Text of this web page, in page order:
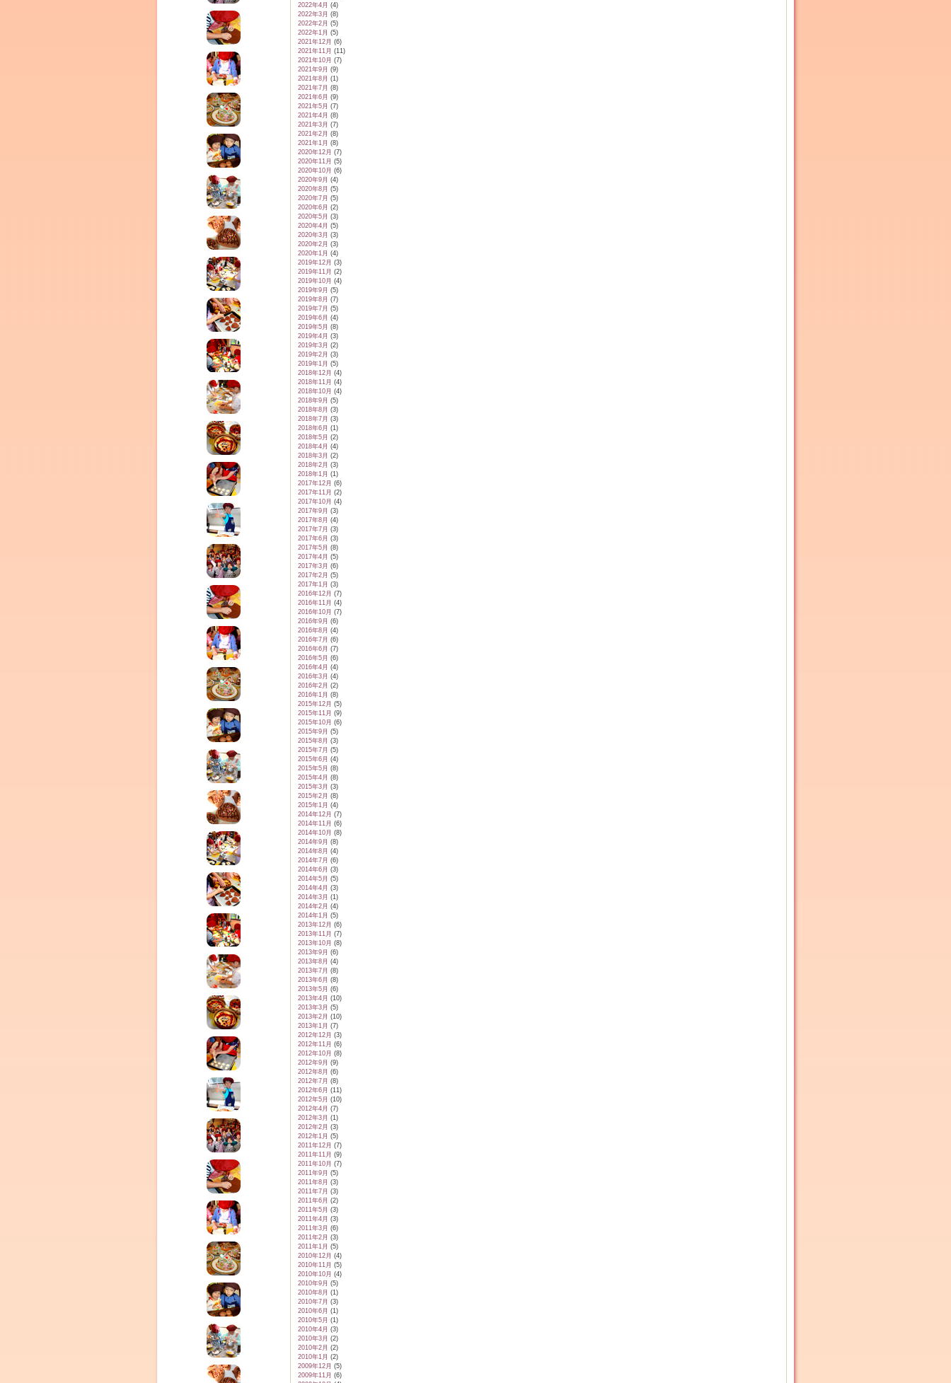
2022年4月 (4)
2022年3月 (8)
2022年2月 (5)
2022年1月 (5)
2021年12月 (6)
2021年11月 (11)
2021年10月 (7)
2021年9月 (9)
2021年8月 (1)
2021年7月 (8)
2021年6月 (9)
2021年5月 (7)
2021年4月 (8)
2021年3月 (7)
2021年2月 (8)
2021年1月 (8)
2020年12月 (7)
2020年11月 (5)
2020年10月 (6)
2020年9月 (4)
2020年8月 (5)
2020年7月 (5)
2020年6月 (2)
2020年5月 (3)
2020年4月 (5)
2020年3月 (3)
2020年2月 (3)
2020年1月 (4)
2019年12月 (3)
2019年11月 (2)
2019年10月 (4)
2019年9月 (5)
2019年8月 (7)
2019年7月 (5)
2019年6月 (4)
2019年5月 (8)
2019年4月 (3)
2019年3月 (2)
2019年2月 (3)
2019年1月 (5)
2018年12月 (4)
2018年11月 (4)
2018年10月 (4)
2018年9月 (5)
2018年8月 (3)
2018年7月 (3)
2018年6月 (1)
2018年5月 (2)
2018年4月 (4)
2018年3月 (2)
2018年2月 (3)
2018年1月 (1)
2017年12月 (6)
2017年11月 (2)
2017年10月 (4)
2017年9月 (3)
2017年8月 (4)
2017年7月 (3)
2017年6月 (3)
2017年5月 (8)
2017年4月 (5)
2017年3月 (6)
2017年2月 (5)
2017年1月 (3)
2016年12月 (7)
2016年11月 (4)
2016年10月 (7)
2016年9月 (6)
2016年8月 (4)
2016年7月 (6)
2016年6月 (7)
2016年5月 (6)
2016年4月 (4)
2016年3月 (4)
2016年2月 (2)
2016年1月 (8)
2015年12月 (5)
2015年11月 (9)
2015年10月 (6)
2015年9月 (5)
2015年8月 (3)
2015年7月 (5)
2015年6月 (4)
2015年5月 (8)
2015年4月 (8)
2015年3月 (3)
2015年2月 (8)
2015年1月 (4)
2014年12月 (7)
2014年11月 (6)
2014年10月 (8)
2014年9月 (8)
2014年8月 (4)
2014年7月 (6)
2014年6月 (3)
2014年5月 (5)
2014年4月 (3)
2014年3月 (1)
2014年2月 (4)
2014年1月 (5)
2013年12月 (6)
2013年11月 (7)
2013年10月 (8)
2013年9月 (6)
2013年8月 (4)
2013年7月 (8)
2013年6月 (8)
2013年5月 (6)
2013年4月 (10)
2013年3月 (5)
2013年2月 (10)
2013年1月 (7)
2012年12月 (3)
2012年11月 (6)
2012年10月 (8)
2012年9月 (9)
2012年8月 (6)
2012年7月 (8)
2012年6月 (11)
2012年5月 (10)
2012年4月 (7)
2012年3月 (1)
2012年2月 (3)
2012年1月 (5)
2011年12月 (7)
2011年11月 (9)
2011年10月 (7)
2011年9月 (5)
2011年8月 (3)
2011年7月 (3)
2011年6月 (2)
2011年5月 (3)
2011年4月 (3)
2011年3月 (6)
2011年2月 (3)
2011年1月 (5)
2010年12月 (4)
2010年11月 (5)
2010年10月 (4)
2010年9月 (5)
2010年8月 (1)
2010年7月 (3)
2010年6月 (1)
2010年5月 (1)
2010年4月 (3)
2010年3月 (2)
2010年2月 (2)
2010年1月 (2)
2009年12月 (5)
2009年11月 (6)